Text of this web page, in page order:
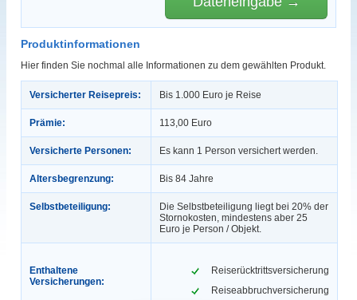
Produktinformationen
Hier finden Sie nochmal alle Informationen zu dem gewählten Produkt.
Versicherter Reisepreis: Bis 1.000 Euro je Reise
Prämie: 113,00 Euro
Versicherte Personen: Es kann 1 Person versichert werden.
Altersbegrenzung: Bis 84 Jahre
Selbstbeteiligung:
Die Selbstbeteiligung liegt bei 20% der
Stornokosten, mindestens aber 25
Euro je Person / Objekt.
Enthaltene
Versicherungen:
Reiserücktrittsversicherung
Reiseabbruchversicherung